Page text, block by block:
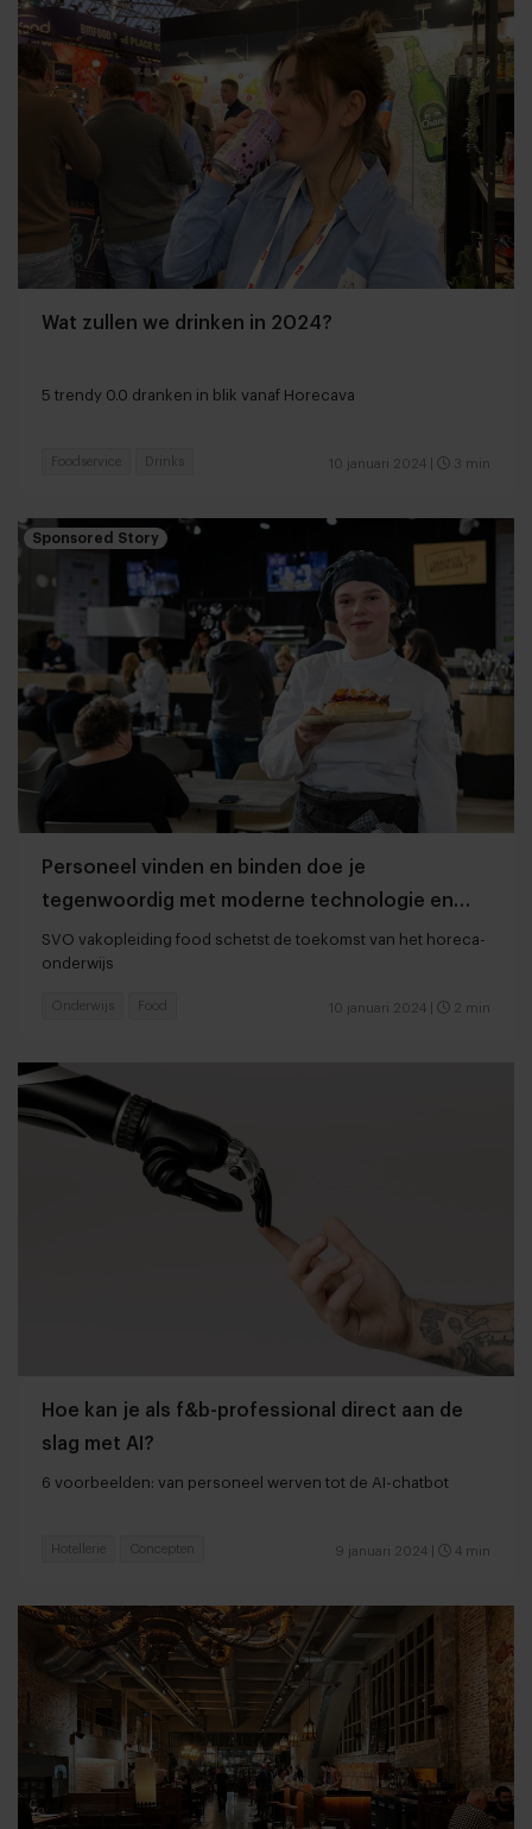
Wat zullen we drinken in 2024?
5 trendy 0.0 dranken in blik vanaf Horecava
10 januari 2024 3 min
Foodservice Drinks
Sponsored Story
Personeel vinden en binden doe je
tegenwoordig met moderne technologie en
frituurlessen
SVO vakopleiding food schetst de toekomst van het horeca-
onderwijs
10 januari 2024 2 min
Onderwijs Food
Hoe kan je als f&b-professional direct aan de
slag met AI?
6 voorbeelden: van personeel werven tot de AI-chatbot
9 januari 2024 4 min
Hotellerie Concepten